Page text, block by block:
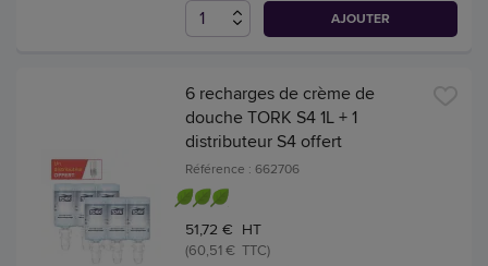
AJOUTER
6 recharges de crème de
douche TORK S4 1L + 1
distributeur S4 offert
Référence : 662706
51,72 € HT
(60,51 € TTC)